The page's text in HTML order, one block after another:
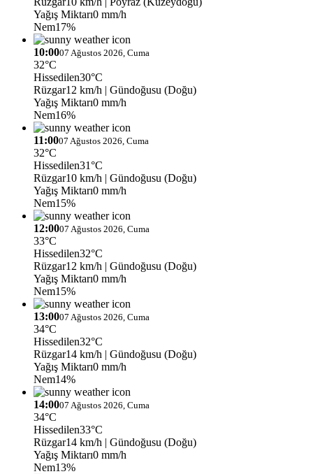
Yağış Miktarı0 mm/h
Nem17%
10:0007 Ağustos 2026, Cuma
32°C
Hissedilen30°C
Rüzgar12 km/h | Gündoğusu (Doğu)
Yağış Miktarı0 mm/h
Nem16%
11:0007 Ağustos 2026, Cuma
32°C
Hissedilen31°C
Rüzgar10 km/h | Gündoğusu (Doğu)
Yağış Miktarı0 mm/h
Nem15%
12:0007 Ağustos 2026, Cuma
33°C
Hissedilen32°C
Rüzgar12 km/h | Gündoğusu (Doğu)
Yağış Miktarı0 mm/h
Nem15%
13:0007 Ağustos 2026, Cuma
34°C
Hissedilen32°C
Rüzgar14 km/h | Gündoğusu (Doğu)
Yağış Miktarı0 mm/h
Nem14%
14:0007 Ağustos 2026, Cuma
34°C
Hissedilen33°C
Rüzgar14 km/h | Gündoğusu (Doğu)
Yağış Miktarı0 mm/h
Nem13%